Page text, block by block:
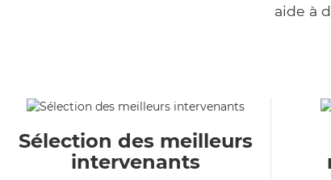
aide à
Sélection des meilleurs
intervenants